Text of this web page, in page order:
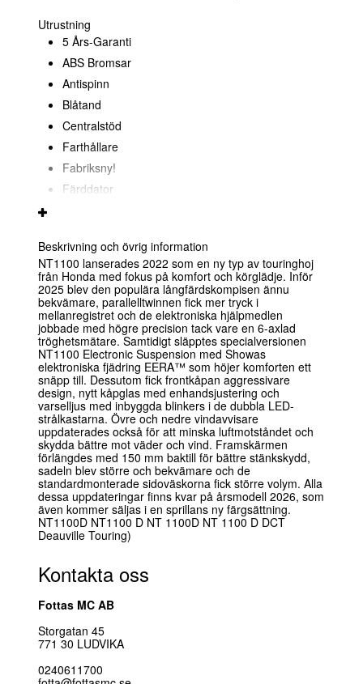
Utrustning
5 Års-Garanti
ABS Bromsar
Antispinn
Blåtand
Centralstöd
Farthållare
Fabriksny!
Färddator
Pakethållare
Riding Modes
Vi reserverar oss för
felskrivning
Vindruta
värmehandtag
Förmånlig Finansiering
20% kontant!
(tala med våra säljare
om aktuell ränta)
Beskrivning och övrig information
NT1100 lanserades 2022 som en ny typ av touringhoj
från Honda med fokus på komfort och körglädje. Inför
2025 blev den populära långfärdskompisen ännu
bekvämare, parallelltwinnen fick mer tryck i
mellanregistret och de elektroniska hjälpmedlen
jobbade med högre precision tack vare en 6-axlad
tröghetsmätare. Samtidigt släpptes specialversionen
NT1100 Electronic Suspension med Showas
elektroniska fjädring EERA™ som höjer komforten ett
snäpp till. Dessutom fick frontkåpan aggressivare
design, nytt kåpglas med enhandsjustering och
varselljus med inbyggda blinkers i de dubbla LED-
strålkastarna. Övre och nedre vindavvisare
uppdaterades också för att minska luftmotståndet och
skydda bättre mot väder och vind. Framskärmen
förlängdes med 150 mm baktill för bättre stänkskydd,
sadeln blev större och bekvämare och de
standardmonterade sidoväskorna fick större volym. Alla
dessa uppdateringar finns kvar på årsmodell 2026, som
även kommer säljas i en sprillans ny färgsättning.
NT1100D NT1100 D NT 1100D NT 1100 D DCT
Deauville Touring)
Kontakta oss
Fottas MC AB
Storgatan 45
771 30 LUDVIKA
0240611700